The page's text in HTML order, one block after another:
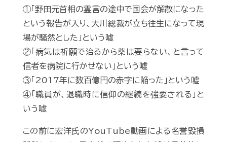
①「野田元首相の霊言の途中で国会が解散になった
という報告が入り、大川総裁が立ち往生になって現
場が騒然とした」という嘘
②「病気は祈願で治るから薬は要らない、と言って
信者を病院に行かせない」という嘘
③「2017年に数百億円の赤字に陥った」という嘘
④「職員が、退職時に信仰の継続を強要される」と
いう嘘
この前に宏洋氏のYouTube動画による名誉毀損